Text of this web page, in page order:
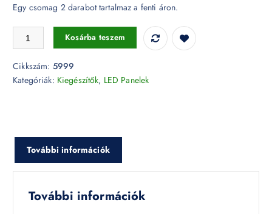
Egy csomag 2 darabot tartalmaz a fenti áron.
Rugós tartó süllyeszthető MINI panelhez - 5999 mennyiség
Kosárba teszem
Cikkszám: 5999
Kategóriák: Kiegészítők, LED Panelek
További információk
További információk